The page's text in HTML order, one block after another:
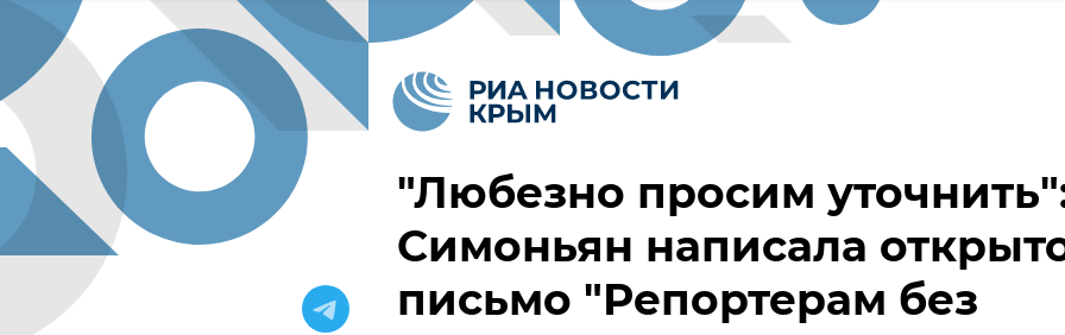
"Любезно просим
Симоньян написала
письмо "Репортерам без